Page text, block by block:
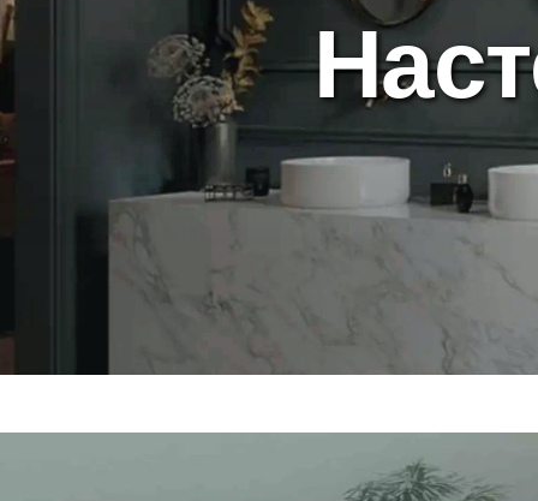
Наст